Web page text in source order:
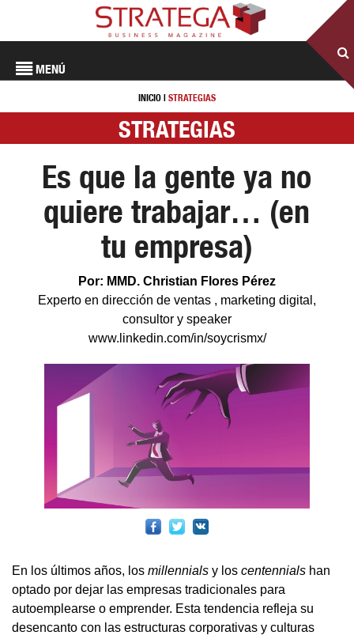
MENÚ
INICIO | STRATEGIAS
STRATEGIAS
Es que la gente ya no
quiere trabajar… (en
tu empresa)
Por: MMD. Christian Flores Pérez
Experto en dirección de ventas , marketing digital,
consultor y speaker
www.linkedin.com/in/soycrismx/
En los últimos años, los millennials y los centennials han
optado por dejar las empresas tradicionales para
autoemplearse o emprender. Esta tendencia refleja su
desencanto con las estructuras corporativas y culturas